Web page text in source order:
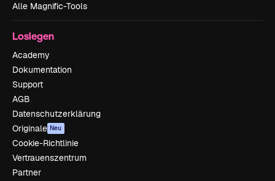
Alle Magnific-Tools
Loslegen
Academy
Dokumentation
Support
AGB
Datenschutzerklärung
Originale Neu
Cookie-Richtlinie
Vertrauenszentrum
Partner